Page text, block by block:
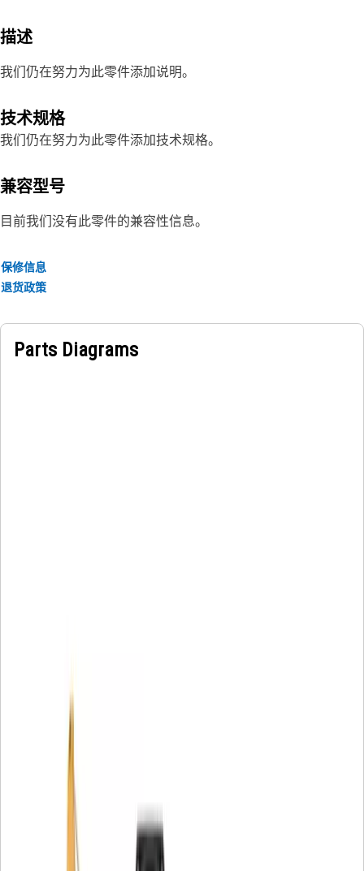
描述
我们仍在努力为此零件添加说明。
技术规格
我们仍在努力为此零件添加技术规格。
兼容型号
目前我们没有此零件的兼容性信息。
保修信息
退货政策
Parts Diagrams